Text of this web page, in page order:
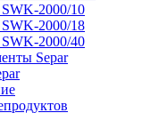
2000/10
2000/18
2000/40
Separ